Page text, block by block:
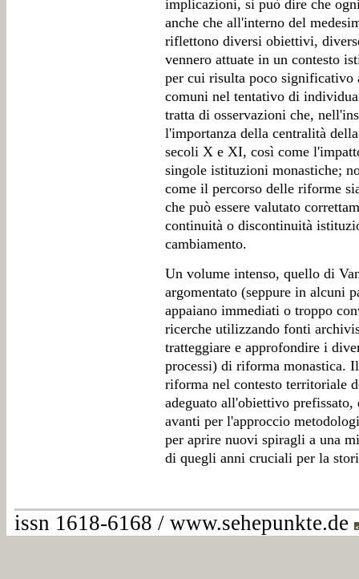
implicazioni, si può dire che
anche che all'interno del
riflettono diversi obiettivi,
vennero attuate in un contesto
per cui risulta poco significativo
comuni nel tentativo di
tratta di osservazioni che,
l'importanza della centralità
secoli X e XI, così come
singole istituzioni monastiche;
come il percorso delle riforme
che può essere valutato
continuità o discontinuità
cambiamento.
Un volume intenso, quello di
argomentato (seppure in alcuni
appaiano immediati o troppo
ricerche utilizzando fonti
tratteggiare e approfondire i
processi) di riforma monastica.
riforma nel contesto territoriale
adeguato all'obiettivo
avanti per l'approccio
per aprire nuovi spiragli a una
di quegli anni cruciali per la
issn 1618-6168 / www.sehepunkte.de